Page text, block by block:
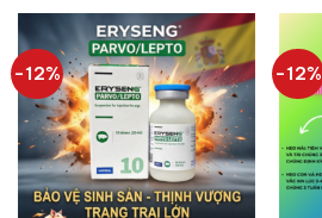
456.500 ₫.
-12% -12%